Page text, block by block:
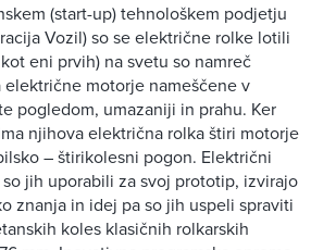
(start-up) tehnološkem podjetju
Vozil) so se električne rolke lotili
eni prvih) na svetu so namreč
motorje nameščene v
pogledom, umazaniji in prahu. Ker
njihova električna rolka štiri motorje
– štirikolesni pogon. Električni
jih uporabili za svoj prototip, izvirajo
znanja in idej pa so jih uspeli spraviti
koles klasičnih rolkarskih